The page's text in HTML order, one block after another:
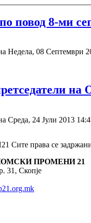
повод 8-ми
Недела, 08 Септември
на
Среда, 24 Јули 2013
Сите права се
ПРОМЕНИ 21
31, Скопје